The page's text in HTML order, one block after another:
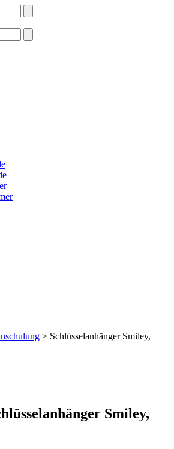
> Schlüsselanhänger Smiley,
Smiley,